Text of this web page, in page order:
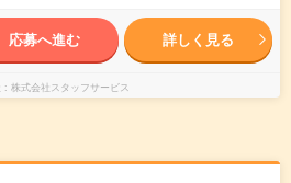
応募へ進む 詳しく見る
株式会社スタッフサービス